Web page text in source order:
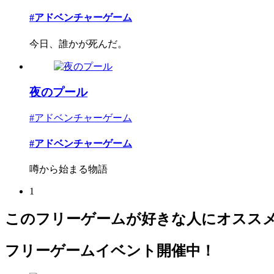
#アドベンチャーゲーム
今日、誰かが死んだ。
夜のプール
#アドベンチャーゲーム
#アドベンチャーゲーム
噂から始まる物語
1
このフリーゲームが好きな人にオスス
フリーゲームイベント開催中！